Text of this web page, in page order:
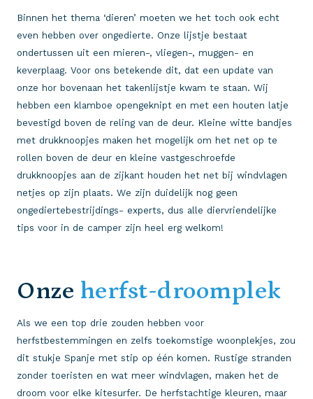
Binnen het thema ‘dieren’ moeten we het toch ook echt
even hebben over ongedierte. Onze lijstje bestaat
ondertussen uit een mieren-, vliegen-, muggen- en
keverplaag. Voor ons betekende dit, dat een update van
onze hor bovenaan het takenlijstje kwam te staan. Wij
hebben een klamboe opengeknipt en met een houten latje
bevestigd boven de reling van de deur. Kleine witte bandjes
met drukknoopjes maken het mogelijk om het net op te
rollen boven de deur en kleine vastgeschroefde
drukknoopjes aan de zijkant houden het net bij windvlagen
netjes op zijn plaats. We zijn duidelijk nog geen
ongediertebestrijdings- experts, dus alle diervriendelijke
tips voor in de camper zijn heel erg welkom!
Onze herfst-droomplek
Als we een top drie zouden hebben voor
herfstbestemmingen en zelfs toekomstige woonplekjes, zou
dit stukje Spanje met stip op één komen. Rustige stranden
zonder toeristen en wat meer windvlagen, maken het de
droom voor elke kitesurfer. De herfstachtige kleuren, maar